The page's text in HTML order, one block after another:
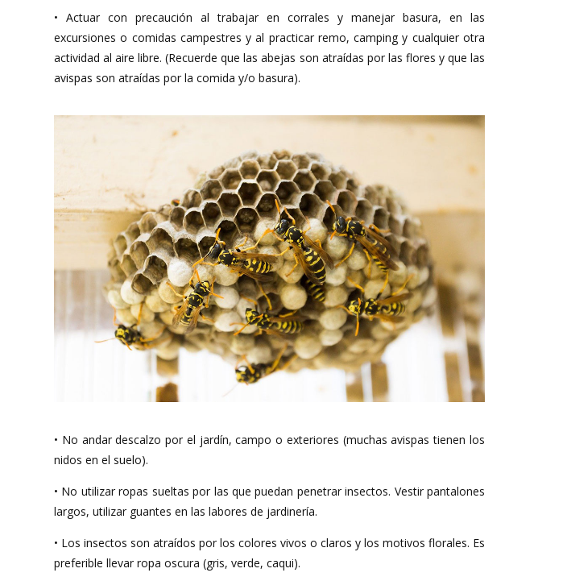
• Actuar con precaución al trabajar en corrales y manejar basura, en las
excursiones o comidas campestres y al practicar remo, camping y cualquier otra
actividad al aire libre. (Recuerde que las abejas son atraídas por las flores y que las
avispas son atraídas por la comida y/o basura).
• No andar descalzo por el jardín, campo o exteriores (muchas avispas tienen los
nidos en el suelo).
• No utilizar ropas sueltas por las que puedan penetrar insectos. Vestir pantalones
largos, utilizar guantes en las labores de jardinería.
• Los insectos son atraídos por los colores vivos o claros y los motivos florales. Es
preferible llevar ropa oscura (gris, verde, caqui).